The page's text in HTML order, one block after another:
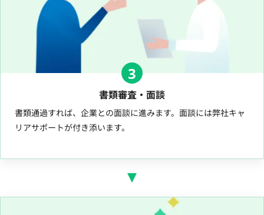
3
書類審査・面談
書類通過すれば、企業との面談に進みます。面談には弊社キャ
リアサポートが付き添います。